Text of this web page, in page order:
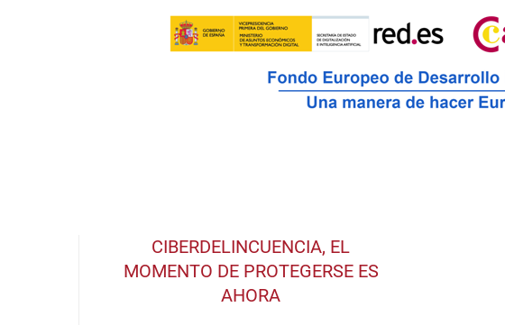
CIBERDELINCUENCIA, EL
MOMENTO DE PROTEGERSE ES
AHORA